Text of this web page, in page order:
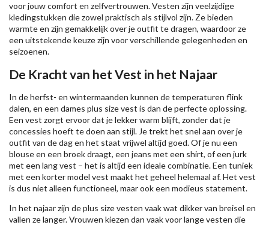
voor jouw comfort en zelfvertrouwen. Vesten zijn veelzijdige
kledingstukken die zowel praktisch als stijlvol zijn. Ze bieden
warmte en zijn gemakkelijk over je outfit te dragen, waardoor ze
een uitstekende keuze zijn voor verschillende gelegenheden en
seizoenen.
De Kracht van het Vest in het Najaar
In de herfst- en wintermaanden kunnen de temperaturen flink
dalen, en een dames plus size vest is dan de perfecte oplossing.
Een vest zorgt ervoor dat je lekker warm blijft, zonder dat je
concessies hoeft te doen aan stijl. Je trekt het snel aan over je
outfit van de dag en het staat vrijwel altijd goed. Of je nu een
blouse en een broek draagt, een jeans met een shirt, of een jurk
met een lang vest – het is altijd een ideale combinatie. Een tuniek
met een korter model vest maakt het geheel helemaal af. Het vest
is dus niet alleen functioneel, maar ook een modieus statement.
In het najaar zijn de plus size vesten vaak wat dikker van breisel en
vallen ze langer. Vrouwen kiezen dan vaak voor lange vesten die